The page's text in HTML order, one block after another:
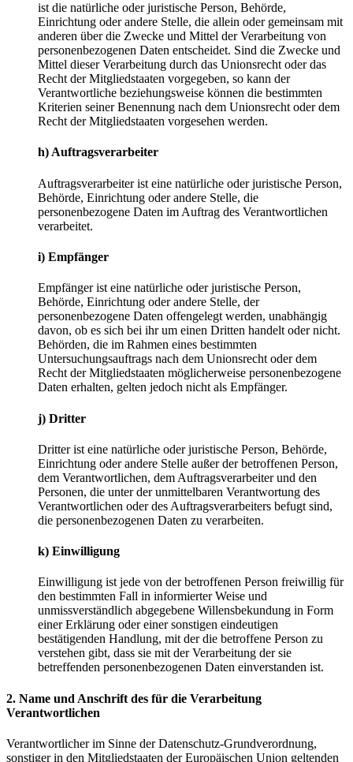
ist die natürliche oder juristische Person, Behörde,
Einrichtung oder andere Stelle, die allein oder gemeinsam mit
anderen über die Zwecke und Mittel der Verarbeitung von
personenbezogenen Daten entscheidet. Sind die Zwecke und
Mittel dieser Verarbeitung durch das Unionsrecht oder das
Recht der Mitgliedstaaten vorgegeben, so kann der
Verantwortliche beziehungsweise können die bestimmten
Kriterien seiner Benennung nach dem Unionsrecht oder dem
Recht der Mitgliedstaaten vorgesehen werden.
h) Auftragsverarbeiter
Auftragsverarbeiter ist eine natürliche oder juristische Person,
Behörde, Einrichtung oder andere Stelle, die
personenbezogene Daten im Auftrag des Verantwortlichen
verarbeitet.
i) Empfänger
Empfänger ist eine natürliche oder juristische Person,
Behörde, Einrichtung oder andere Stelle, der
personenbezogene Daten offengelegt werden, unabhängig
davon, ob es sich bei ihr um einen Dritten handelt oder nicht.
Behörden, die im Rahmen eines bestimmten
Untersuchungsauftrags nach dem Unionsrecht oder dem
Recht der Mitgliedstaaten möglicherweise personenbezogene
Daten erhalten, gelten jedoch nicht als Empfänger.
j) Dritter
Dritter ist eine natürliche oder juristische Person, Behörde,
Einrichtung oder andere Stelle außer der betroffenen Person,
dem Verantwortlichen, dem Auftragsverarbeiter und den
Personen, die unter der unmittelbaren Verantwortung des
Verantwortlichen oder des Auftragsverarbeiters befugt sind,
die personenbezogenen Daten zu verarbeiten.
k) Einwilligung
Einwilligung ist jede von der betroffenen Person freiwillig für
den bestimmten Fall in informierter Weise und
unmissverständlich abgegebene Willensbekundung in Form
einer Erklärung oder einer sonstigen eindeutigen
bestätigenden Handlung, mit der die betroffene Person zu
verstehen gibt, dass sie mit der Verarbeitung der sie
betreffenden personenbezogenen Daten einverstanden ist.
2. Name und Anschrift des für die Verarbeitung
Verantwortlichen
Verantwortlicher im Sinne der Datenschutz-Grundverordnung,
sonstiger in den Mitgliedstaaten der Europäischen Union geltenden